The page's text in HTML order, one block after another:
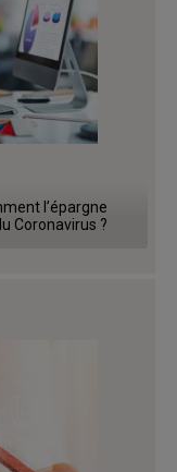
l’épargne
Coronavirus ?